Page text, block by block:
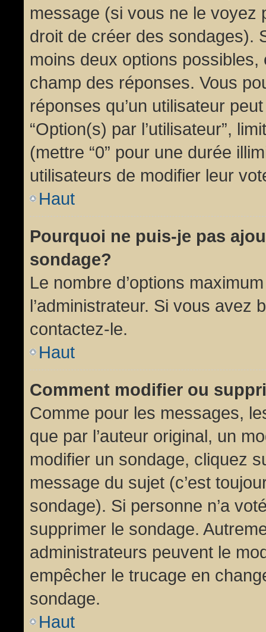
message (si vous ne le voyez
droit de créer des sondages).
moins deux options
champ des réponses. Vous
réponses qu’un utilisateur
“Option(s) par l’utilisateur”,
(mettre “0” pour une durée
utilisateurs de modifier leur
Haut
Pourquoi ne puis-je pas
sondage?
Le nombre d’options
l’administrateur. Si vous avez
contactez-le.
Haut
Comment modifier ou
Comme pour les messages,
que par l’auteur original, un
modifier un sondage, cliquez
message du sujet (c’est
sondage). Si personne n’a
supprimer le sondage.
administrateurs peuvent le
empêcher le trucage en
sondage.
Haut